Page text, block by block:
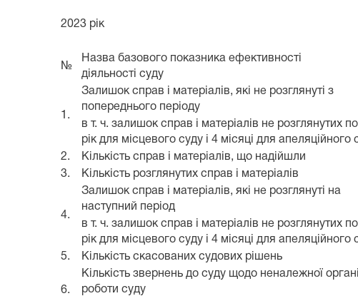
2023 рік
№
Назва базового показника ефективності
діяльності суду
1.
Залишок справ і матеріалів, які не розглянуті з
попереднього періоду
в т. ч. залишок справ і матеріалів не розглянутих
рік для місцевого суду і 4 місяці для апеляційного
2. Кількість справ і матеріалів, що надійшли
3.
Кількість розглянутих справ і матеріалів
4.
Залишок справ і матеріалів, які не розглянуті на
наступний період
в т. ч. залишок справ і матеріалів не розглянутих
рік для місцевого суду і 4 місяці для апеляційного
5. Кількість скасованих судових рішень
6.
Кількість звернень до суду щодо неналежної
роботи суду